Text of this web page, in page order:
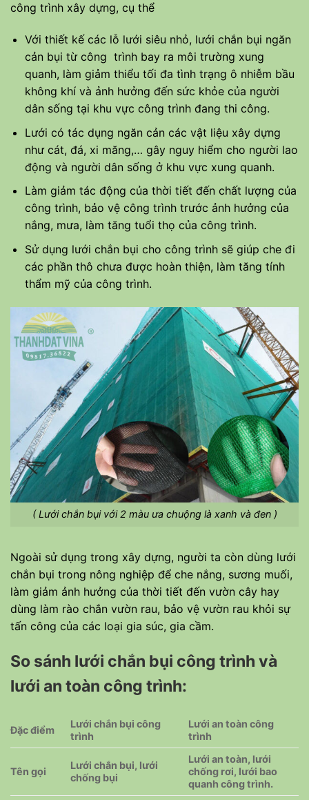
công trình xây dựng, cụ thể
Với thiết kế các lỗ lưới siêu nhỏ, lưới chắn bụi ngăn
cản bụi từ công trình bay ra môi trường xung
quanh, làm giảm thiểu tối đa tình trạng ô nhiễm bầu
không khí và ảnh hưởng đến sức khỏe của người
dân sống tại khu vực công trình đang thi công.
Lưới có tác dụng ngăn cản các vật liệu xây dựng
như cát, đá, xi măng,… gây nguy hiểm cho người lao
động và người dân sống ở khu vực xung quanh.
Làm giảm tác động của thời tiết đến chất lượng của
công trình, bảo vệ công trình trước ảnh hưởng của
nắng, mưa, làm tăng tuổi thọ của công trình.
Sử dụng lưới chắn bụi cho công trình sẽ giúp che đi
các phần thô chưa được hoàn thiện, làm tăng tính
thẩm mỹ của công trình.
( Lưới chắn bụi với 2 màu ưa chuộng là xanh và đen )
Ngoài sử dụng trong xây dựng, người ta còn dùng lưới
chắn bụi trong nông nghiệp để che nắng, sương muối,
làm giảm ảnh hưởng của thời tiết đến vườn cây hay
dùng làm rào chắn vườn rau, bảo vệ vườn rau khỏi sự
tấn công của các loại gia súc, gia cầm.
So sánh lưới chắn bụi công trình và
lưới an toàn công trình:
Đặc điểm
Lưới chắn bụi công
trình
Lưới an toàn công
trình
Tên gọi
Lưới chắn bụi, lưới
chống bụi
Lưới an toàn, lưới
chống rơi, lưới bao
quanh công trình.